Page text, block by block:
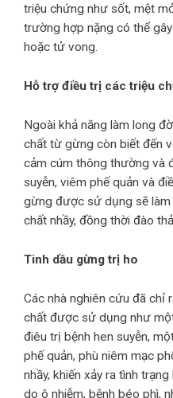
triệu chứng như sốt, mệt
trường hợp nặng có thể
hoặc tử vong.
Hỗ trợ điều trị các triệu
Ngoài khả năng làm long
chất từ gừng còn biết đến
cảm cúm thông thường và
suyễn, viêm phế quản và
gừng được sử dụng sẽ làm
chất nhầy, đồng thời đào
Tinh dầu gừng trị ho
Các nhà nghiên cứu đã chỉ
chất được sử dụng như
điêu trị bệnh hen suyễn,
phế quản, phù niêm mạc
nhầy, khiến xảy ra tình
do ô nhiễm, bệnh béo phì,